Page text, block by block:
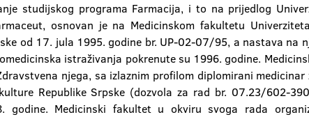
studijskog programa Farmacija, i to na prijedlog
osnovan je na Medicinskom fakultetu
od 17. jula 1995. godine br. UP-02-07/95, a nastava na
istraživanja pokrenute su 1996. godine.
njega, sa izlaznim profilom diplomirani medicinar
Republike Srpske (dozvola za rad br. 07.23/602-
godine. Medicinski fakultet u okviru svoga rada